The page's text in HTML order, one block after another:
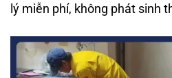
lý miễn phí, không phát sinh